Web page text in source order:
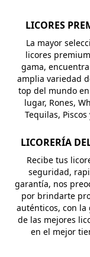
LICORES
La mayor
licores
gama,
amplia variedad
top del mundo
lugar, Rones,
Tequilas, Piscos
LICORERÍA
Recibe tus
seguridad,
garantía, nos
por brindarte
auténticos, con la
de las mejores
en el mejor